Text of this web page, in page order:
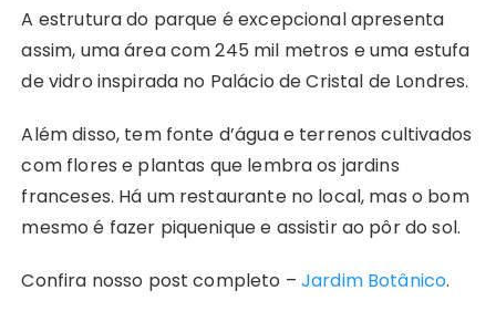
A estrutura do parque é excepcional apresenta
assim, uma área com 245 mil metros e uma estufa
de vidro inspirada no Palácio de Cristal de Londres.
Além disso, tem fonte d’água e terrenos cultivados
com flores e plantas que lembra os jardins
franceses. Há um restaurante no local, mas o bom
mesmo é fazer piquenique e assistir ao pôr do sol.
Confira nosso post completo – Jardim Botânico.